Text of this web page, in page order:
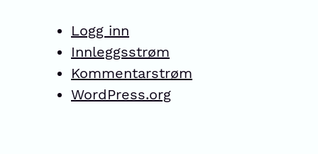
Logg inn
Innleggsstrøm
Kommentarstrøm
WordPress.org